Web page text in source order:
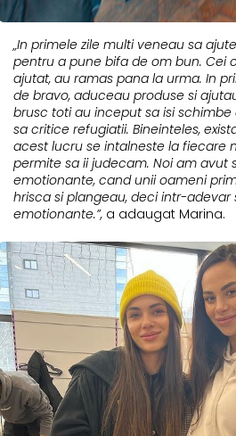
„In primele zile multi veneau sa
pentru a pune bifa de om bun. Cei
ajutat, au ramas pana la urma. In
de bravo, aduceau produse si
brusc toti au inceput sa isi
sa critice refugiatii. Bineinteles,
acest lucru se intalneste la fiecare
permite sa ii judecam. Noi am avut
emotionante, cand unii oameni
hrisca si plangeau, deci intr-
emotionante.”, a adaugat Marina.